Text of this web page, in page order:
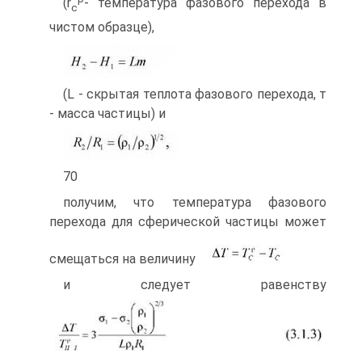
(rc
- температура фазового перехода в
чистом образце),
(L - скрытая теплота фазового перехода, т
- масса частицы) и
70
получим, что температура фазового
перехода для сферической частицы мо­жет
смещаться на величину
и следует равенству